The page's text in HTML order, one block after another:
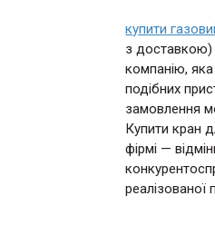
купити
з
компанію, яка
подібних
замовлення
Купити кран
фірмі —
реалізованої